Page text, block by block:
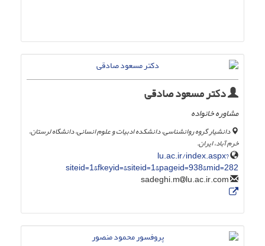
دکتر مسعود صادقی
مشاوره خانواده
دانشیار گروه روانشناسی، دانشکده ادبیات و علوم انسانی، دانشگاه لرستان،
خرم آباد، ایران.
lu.ac.ir/index.aspx?
siteid=1&fkeyid=&siteid=1&pageid=938&mid=282
lu.ac.ir.com